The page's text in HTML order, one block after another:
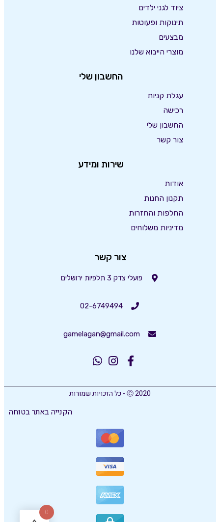
ציוד לגני ילדים
תינוקות ופעוטות
מבצעים
מוצרי הייבוא שלנו
החשבון שלי
עגלת קניות
רכישה
החשבון שלי
צור קשר
שירות ומידע
אודות
תקנון החנות
החלפות והחזרות
מדיניות משלוחים
צור קשר
פועלי צדק 3 תלפיות ירושלים
02-6749494
gamelagan@gmail.com
Ⓒ 2020 - כל הזכויות שמורות
הקנייה באתר בטוחה
0